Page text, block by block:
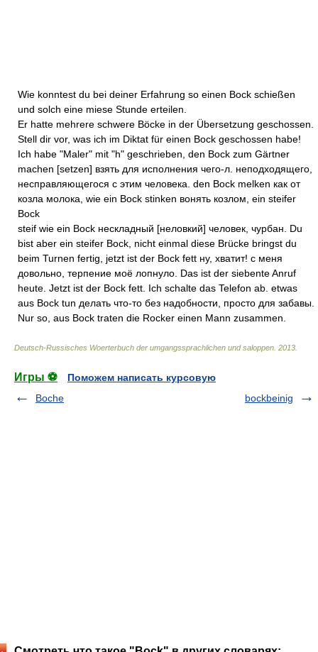
Wie konntest du bei deiner Erfahrung so einen Bock schießen
und solch eine miese Stunde erteilen.
Er hatte mehrere schwere Böcke in der Übersetzung geschossen.
Stell dir vor, was ich im Diktat für einen Bock geschossen habe!
Ich habe "Maler" mit "h" geschrieben, den Bock zum Gärtner
machen [setzen] взять для исполнения чего-л. неподходящего,
несправляющегося с этим человека. den Bock melken как от
козла молока, wie ein Bock stinken вонять козлом, ein steifer
Bock
steif wie ein Bock нескладный [неловкий] человек, чурбан. Du
bist aber ein steifer Bock, nicht einmal diese Brücke bringst du
beim Turnen fertig, jetzt ist der Bock fett ну, хватит! с меня
довольно, терпение моё лопнуло. Das ist der siebente Anruf
heute. Jetzt ist der Bock fett. Ich schalte das Telefon ab. etwas
aus Bock tun делать что-то без надобности, просто для забавы.
Nur so, aus Bock traten die Rocker einen Mann zusammen.
Deutsch-Russisches Woerterbuch der umgangssprachlichen und saloppen 2013
Игры ⚽
Поможем написать курсовую
Boche
bockbeinig